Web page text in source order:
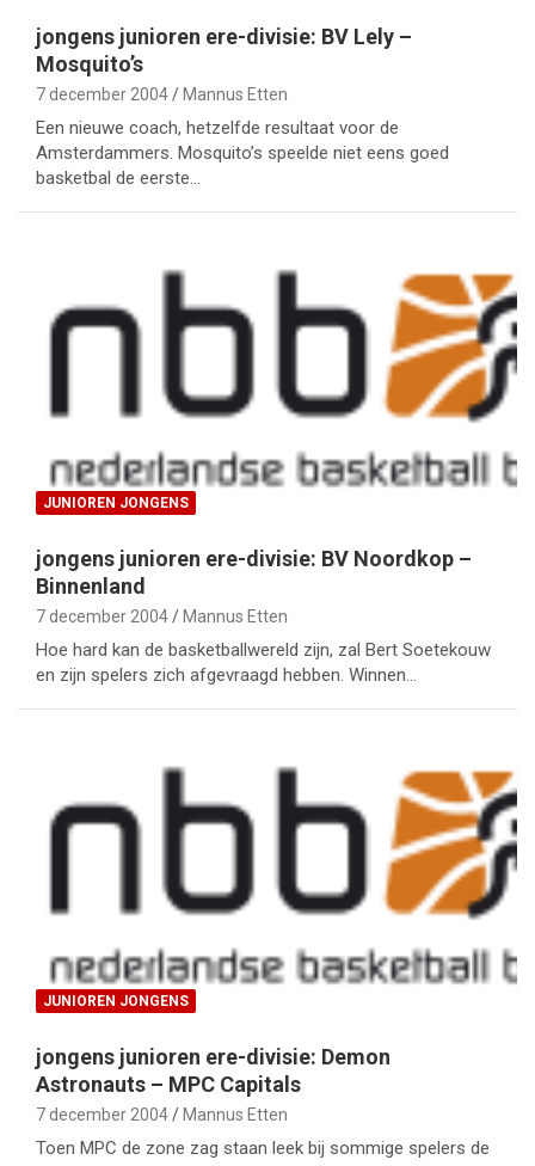
jongens junioren ere-divisie: BV Lely –
Mosquito’s
7 december 2004 Mannus Etten
Een nieuwe coach, hetzelfde resultaat voor de
Amsterdammers. Mosquito’s speelde niet eens goed
basketbal de eerste…
JUNIOREN JONGENS
jongens junioren ere-divisie: BV Noordkop –
Binnenland
7 december 2004 Mannus Etten
Hoe hard kan de basketballwereld zijn, zal Bert Soetekouw
en zijn spelers zich afgevraagd hebben. Winnen…
JUNIOREN JONGENS
jongens junioren ere-divisie: Demon
Astronauts – MPC Capitals
7 december 2004 Mannus Etten
Toen MPC de zone zag staan leek bij sommige spelers de